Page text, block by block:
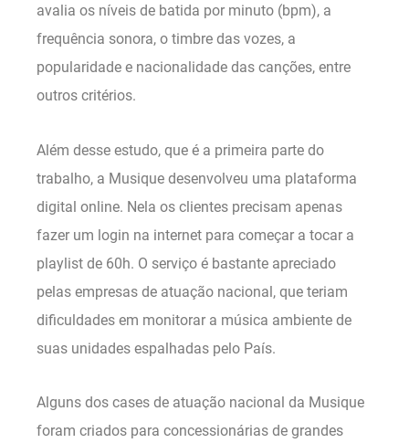
avalia os níveis de batida por minuto (bpm), a
frequência sonora, o timbre das vozes, a
popularidade e nacionalidade das canções, entre
outros critérios.
Além desse estudo, que é a primeira parte do
trabalho, a Musique desenvolveu uma plataforma
digital online. Nela os clientes precisam apenas
fazer um login na internet para começar a tocar a
playlist de 60h. O serviço é bastante apreciado
pelas empresas de atuação nacional, que teriam
dificuldades em monitorar a música ambiente de
suas unidades espalhadas pelo País.
Alguns dos cases de atuação nacional da Musique
foram criados para concessionárias de grandes